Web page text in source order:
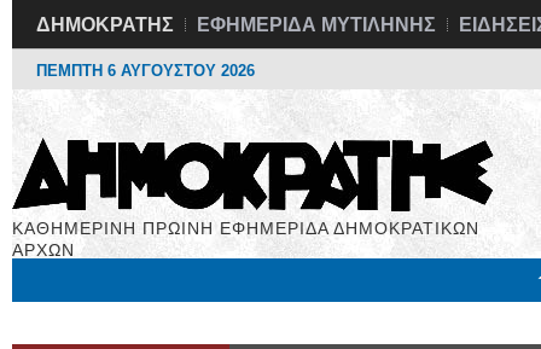
ΔΗΜΟΚΡΑΤΗΣ ΕΦΗΜΕΡΙΔΑ ΜΥΤΙΛΗΝΗΣ
ΠΕΜΠΤΗ 6 ΑΥΓΟΥΣΤΟΥ 2026
ΚΑΘΗΜΕΡΙΝΗ ΠΡΩΙΝΗ ΕΦΗΜΕΡΙΔΑ ΔΗΜΟΚΡΑΤΙΚΩΝ
ΑΡΧΩΝ